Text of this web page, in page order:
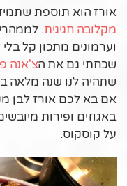
אורז הוא תוספת
מקלובה חגיגית.
וערמונים מתכון קל
שכחתי גם את הצ'אנה
שתהיה לנו שנה מלאה
אם בא לכם אורז לבן
באגוזים ופירות
על קוסקוס.